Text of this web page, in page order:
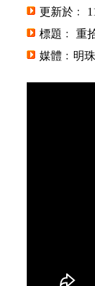
更新於﹕
標題﹕ 重
媒體﹕明